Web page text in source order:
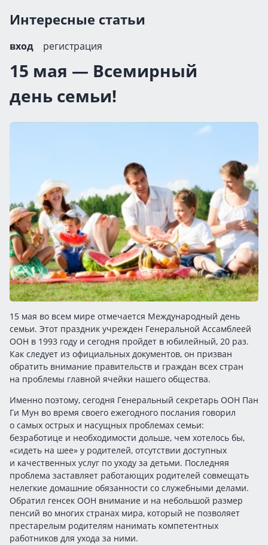
Интересные статьи
вход регистрация
15 мая — Всемирный
день семьи!
15 мая во всем мире отмечается Международный день
семьи. Этот праздник учрежден Генеральной Ассамблеей
ООН в 1993 году и сегодня пройдет в юбилейный, 20 раз.
Как следует из официальных документов, он призван
обратить внимание правительств и граждан всех стран
на проблемы главной ячейки нашего общества.
Именно поэтому, сегодня Генеральный секретарь ООН Пан
Ги Мун во время своего ежегодного послания говорил
о самых острых и насущных проблемах семьи:
безработице и необходимости дольше, чем хотелось бы,
«сидеть на шее» у родителей, отсутствии доступных
и качественных услуг по уходу за детьми. Последняя
проблема заставляет работающих родителей совмещать
нелегкие домашние обязанности со служебными делами.
Обратил генсек ООН внимание и на небольшой размер
пенсий во многих странах мира, который не позволяет
престарелым родителям нанимать компетентных
работников для ухода за ними.